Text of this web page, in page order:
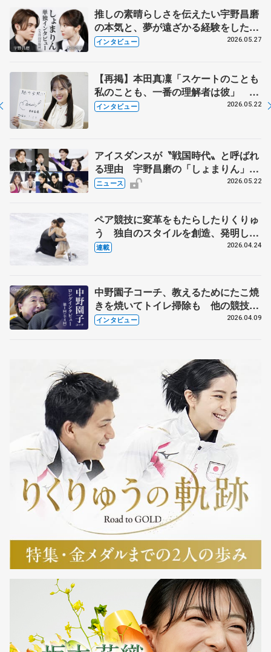
推しの素晴らしさを伝えたい宇野昌磨
の本気と、夢が遠ざかる経験をした本
田真凜の覚悟
インタビュー 2026.05.27
【再掲】本田真凜「スケートのことも
私のことも、一番の理解者は彼」 引
退時の単独インタビューで語った競技
インタビュー 2026.05.22
アイスダンスが〝戦国時代〟と呼ばれ
る理由 宇野昌磨の「しょまりん」ら
実力者が相次いで参戦 国内の競争激
ニュース 2026.05.22
ペア競技に変革をもたらしたりくりゅ
う 独自のスタイルを創造、発明した
【引退発表後②】
連載 2026.04.24
中野園子コーチ、教えるためにたこ焼
きを焼いてトイレ掃除も 他の競技に
も通用するという坂本花織の筋肉
インタビュー 2026.04.09